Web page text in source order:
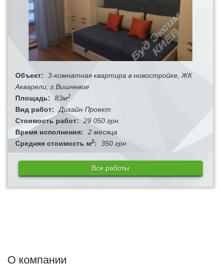
Объект:
3-комнатная квартира в новостройке, ЖК
Акварели, г.Вишневое
Площадь:
83м2
Вид работ:
Дизайн Проект
Стоимость работ: 29 050 грн
Время исполнения:
2 месяца
Средняя стоимость м2: 350 грн
Все работы
О компании